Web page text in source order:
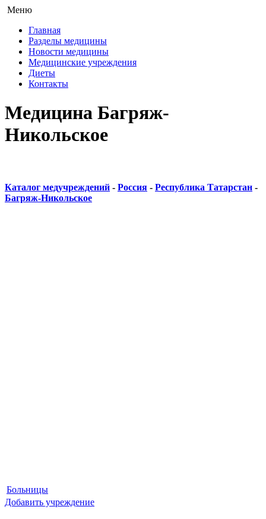
Меню
Главная
Разделы медицины
Новости медицины
Медицинские учреждения
Диеты
Контакты
Медицина Багряж-
Никольское
Каталог медучреждений - Россия - Республика Татарстан -
Багряж-Никольское
Больницы
Добавить учреждение